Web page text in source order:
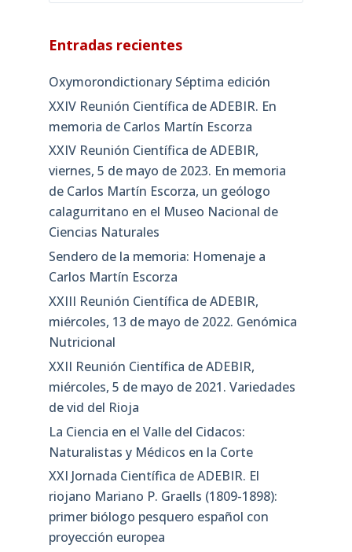
Entradas recientes
Oxymorondictionary Séptima edición
XXIV Reunión Científica de ADEBIR. En
memoria de Carlos Martín Escorza
XXIV Reunión Científica de ADEBIR,
viernes, 5 de mayo de 2023. En memoria
de Carlos Martín Escorza, un geólogo
calagurritano en el Museo Nacional de
Ciencias Naturales
Sendero de la memoria: Homenaje a
Carlos Martín Escorza
XXIII Reunión Científica de ADEBIR,
miércoles, 13 de mayo de 2022. Genómica
Nutricional
XXII Reunión Científica de ADEBIR,
miércoles, 5 de mayo de 2021. Variedades
de vid del Rioja
La Ciencia en el Valle del Cidacos:
Naturalistas y Médicos en la Corte
XXI Jornada Científica de ADEBIR. El
riojano Mariano P. Graells (1809-1898):
primer biólogo pesquero español con
proyección europea